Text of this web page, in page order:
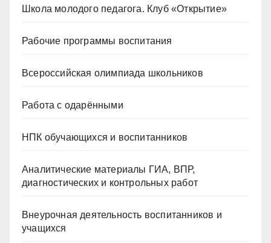
Школа молодого педагога. Клуб «Открытие»
Рабочие программы воспитания
Всероссийская олимпиада школьников
Работа с одарёнными
НПК обучающихся и воспитанников
Аналитические материалы ГИА, ВПР,
диагностических и контрольных работ
Внеурочная деятельность воспитанников и
учащихся